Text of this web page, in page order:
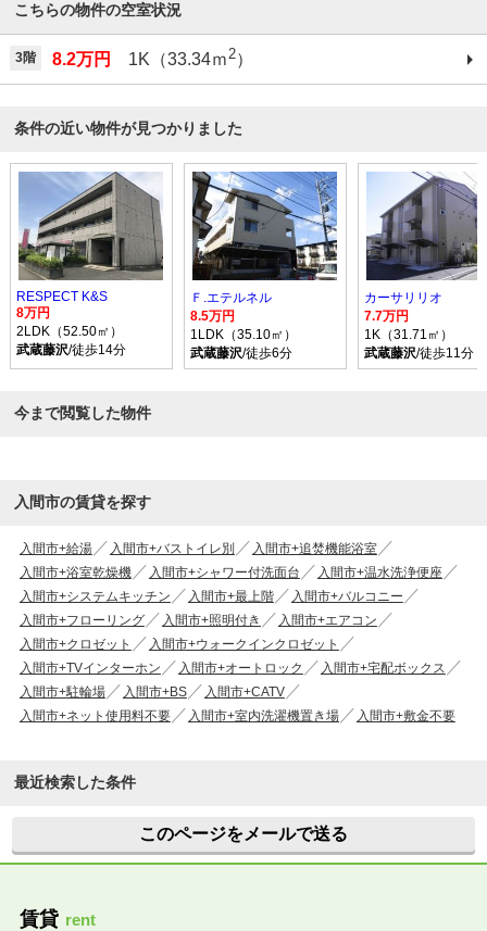
こちらの物件の空室状況
3階 8.2万円 1K（33.34ｍ2）
条件の近い物件が見つかりました
RESPECT K&S
8万円
2LDK（52.50㎡）
武蔵藤沢/徒歩14分
Ｆ.エテルネル
8.5万円
1LDK（35.10㎡）
武蔵藤沢/徒歩6分
カーサリリオ
7.7万円
1K（31.71㎡）
武蔵藤沢/徒歩11分
今まで閲覧した物件
入間市の賃貸を探す
入間市+給湯 入間市+バストイレ別
入間市+追焚機能浴室
入間市+浴室乾燥機
入間市+シャワー付洗面台
入間市+温水洗浄便座
入間市+システムキッチン
入間市+最上階
入間市+バルコニー
入間市+フローリング
入間市+照明付き
入間市+エアコン
入間市+クロゼット
入間市+ウォークインクロゼット
入間市+TVインターホン
入間市+オートロック
入間市+宅配ボックス
入間市+駐輪場
入間市+BS
入間市+CATV
入間市+ネット使用料不要
入間市+室内洗濯機置き場 入間市+敷金不要
最近検索した条件
このページをメールで送る
賃貸 rent